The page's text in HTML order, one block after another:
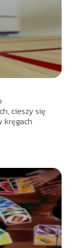
cieszy się
kręgach